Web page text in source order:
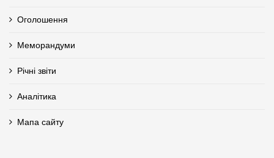
Оголошення
Меморандуми
Річні звіти
Аналітика
Мапа сайту